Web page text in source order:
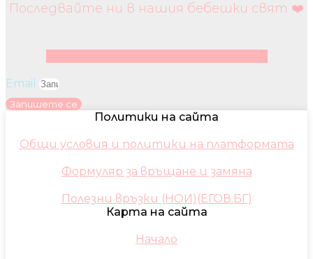
Последвайте ни в нашия бебешки свят ❤️
Email
Запишете се
Политики на сайта
Общи условия и политики на платформата
Формуляр за връщане и замяна
Полезни връзки (НОИ)(ЕГОВ.БГ)
Карта на сайта
Начало